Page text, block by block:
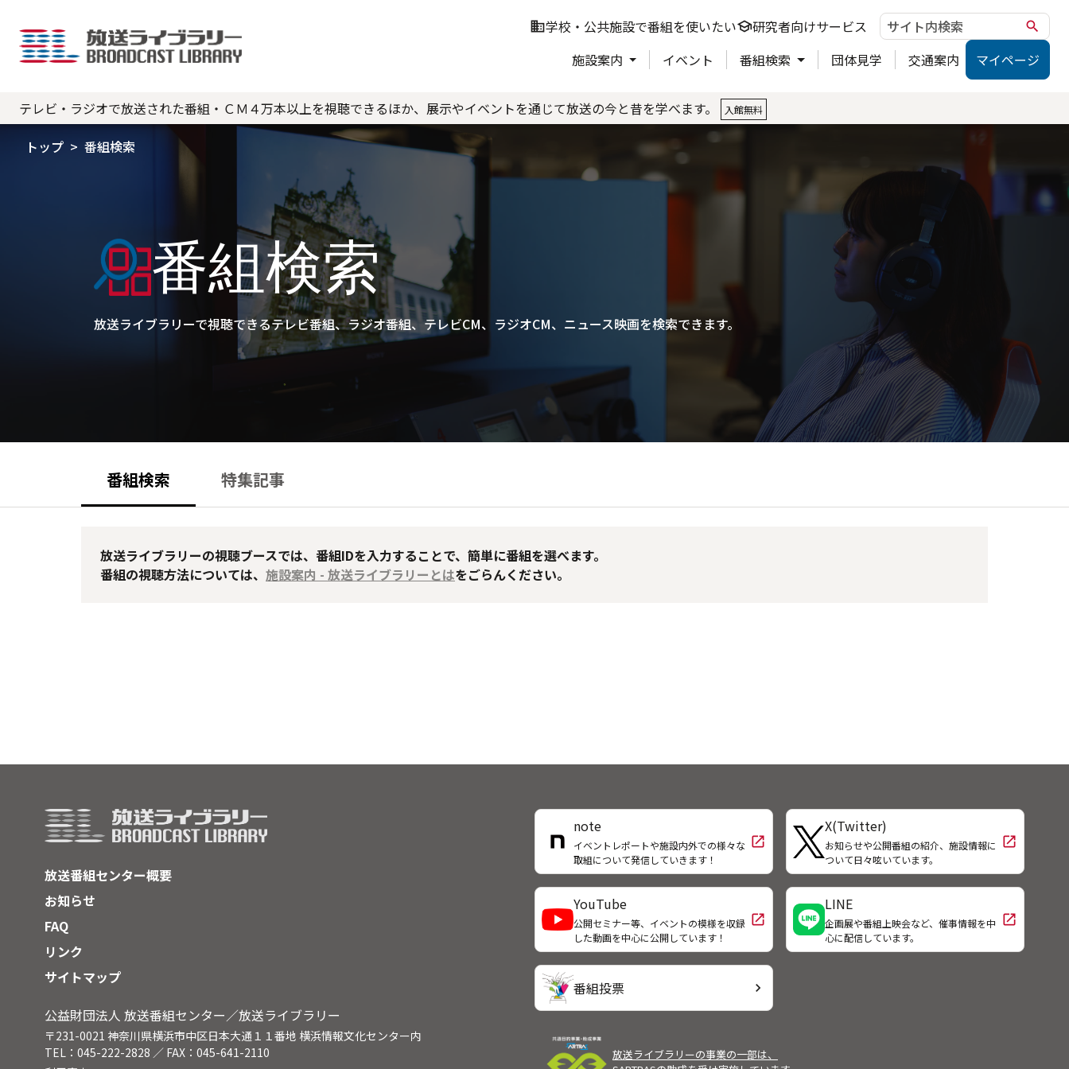
business学校・公共施設で番組を使いたいschool研究者向けサービス search
施設案内 イベント 番組検索 団体見学 交通案内 マイページ
テレビ・ラジオで放送された番組・ＣＭ４万本以上を視聴できるほか、展示やイベントを通じて放送の今と昔を学べます。 入館無料
トップ 番組検索
番組検索
放送ライブラリーで視聴できるテレビ番組、ラジオ番組、テレビCM、ラジオCM、ニュース映画を検索できます。
番組検索 特集記事
放送ライブラリーの視聴ブースでは、番組IDを入力することで、簡単に番組を選べます。
番組の視聴方法については、 施設案内 - 放送ライブラリーとはをごらんください。
放送番組センター概要
お知らせ
FAQ
リンク
サイトマップ
公益財団法人 放送番組センター／放送ライブラリー
〒231-0021 神奈川県横浜市中区日本大通１１番地 横浜情報文化センター内
TEL：045-222-2828 ／ FAX：045-641-2110
note
イベントレポートや施設内外での様々な
取組について発信していきます！
open_in_new
X(Twitter)
お知らせや公開番組の紹介、施設情報に
ついて日々呟いています。
open_in_new
YouTube
公開セミナー等、イベントの模様を収録
した動画を中心に公開しています！
open_in_new
LINE
企画展や番組上映会など、催事情報を中
心に配信しています。
open_in_new
番組投票 chevron_right
放送ライブラリーの事業の一部は、